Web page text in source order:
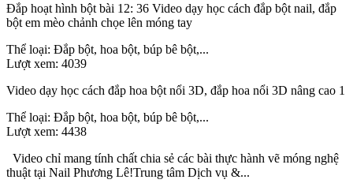
Đắp hoạt hình bột bài 12: 36 Video dạy học cách đắp bột nail, đắp
bột em mèo chảnh chọe lên móng tay
Thể loại: Đắp bột, hoa bột, búp bê bột,...
Lượt xem: 4039
Video dạy học cách đắp hoa bột nổi 3D, đắp hoa nổi 3D nâng cao 1
Thể loại: Đắp bột, hoa bột, búp bê bột,...
Lượt xem: 4438
Video chỉ mang tính chất chia sẻ các bài thực hành vẽ móng nghệ
thuật tại Nail Phương Lê!Trung tâm Dịch vụ &...